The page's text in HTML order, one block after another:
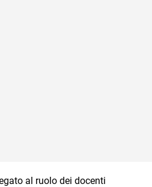
al ruolo dei docenti